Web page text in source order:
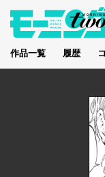
作品一覧 履歴